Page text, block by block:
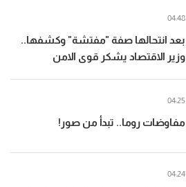
بعد انتحالها صفة "مفتشة" وكشفها..
وزير الاقتصاد يشكر قوى الامن
04:48
مفاوضات روما.. تبدأ من صور!
04:25
04:24